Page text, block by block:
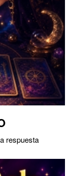
respuesta